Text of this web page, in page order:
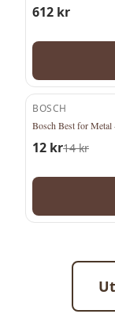
612 kr
-14%
BOSCH
Bosch Best for
12 kr14kr